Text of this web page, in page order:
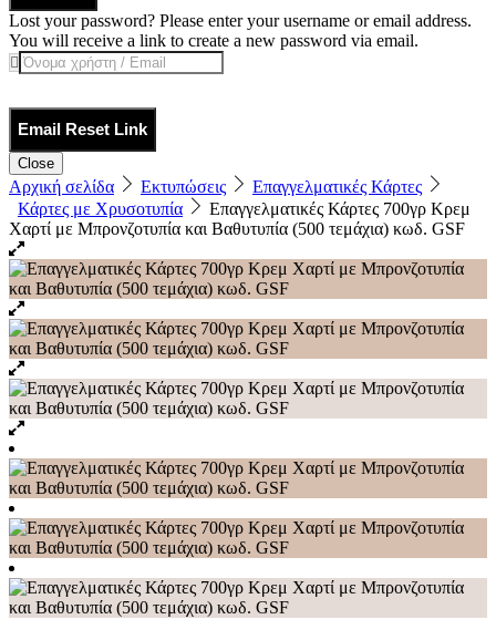
Lost your password? Please enter your username or email address.
You will receive a link to create a new password via email.
Email Reset Link
Close
Αρχική σελίδα Εκτυπώσεις
Επαγγελματικές Κάρτες
Κάρτες με Χρυσοτυπία
Επαγγελματικές Κάρτες 700γρ Κρεμ
Χαρτί με Μπρονζοτυπία και Βαθυτυπία (500 τεμάχια) κωδ. GSF